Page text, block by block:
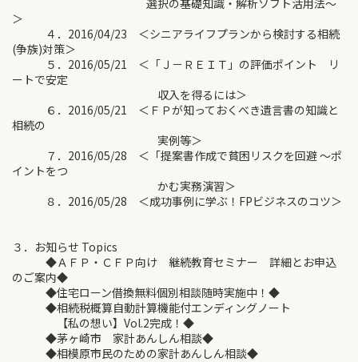
選択の基礎知識・解析ソフト活用法～
＞
４．2016/04/23 ＜シニアライフプランから検討する相続
(争族)対策＞
５．2016/05/21 ＜「Ｊ－ＲＥＩＴ」の評価ポイント リ
ートで安定
収入を得るには＞
６．2016/05/21 ＜ＦＰが知っておくべき遺言書の知識と
相続の
実例等＞
７．2016/05/28 ＜「提案書作成で貧困リスクを回避 ～ポ
イントをつ
かむ実務演習＞
８．2016/05/28 ＜成功事例に学ぶ！FPビジネスのコツ＞
３．お知らせ Topics
◆ＡＦＰ・ＣＦＰ向け 継続教育セミナー 詳細とお申込
のご案内◆
◆住宅ローン借換無料個別相談随時実施中！◆
◆相続税概算自動計算機能付エンディングノート
【私の想い】Vol.2完成！◆
◆茅ヶ崎市 家計あんしん相談◆
◆相模原市民のための家計あんしん相談◆